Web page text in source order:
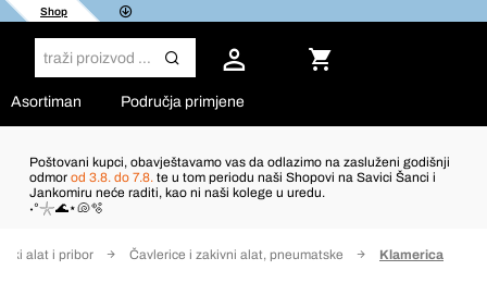
Shop
Asortiman Područja primjene
Poštovani kupci, obavještavamo vas da odlazimo na zasluženi godišnji
odmor od 3.8. do 7.8. te u tom periodu naši Shopovi na Savici Šanci i
Jankomiru neće raditi, kao ni naši kolege u uredu.
˖°𓇼🌊⋆🐚🫧
alat i pribor Čavlerice i zakivni alat, pneumatske Klamerica